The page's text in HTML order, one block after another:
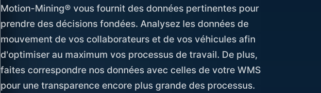
Motion-Mining® vous fournit des données pertinentes pour
prendre des décisions fondées. Analysez les données de
mouvement de vos collaborateurs et de vos véhicules afin
d'optimiser au maximum vos processus de travail. De plus,
faites correspondre nos données avec celles de votre WMS
pour une transparence encore plus grande des processus.